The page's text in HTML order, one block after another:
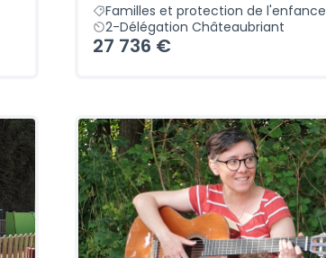
Familles et protection de l'enfance
2-Délégation Châteaubriant
27 736 €